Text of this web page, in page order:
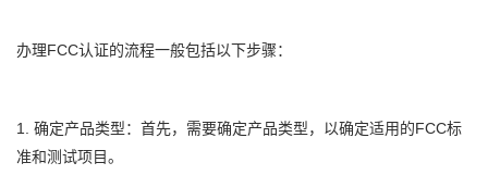
办理FCC认证的流程一般包括以下步骤：
1. 确定产品类型：首先，需要确定产品类型，以确定适用的FCC标
准和测试项目。